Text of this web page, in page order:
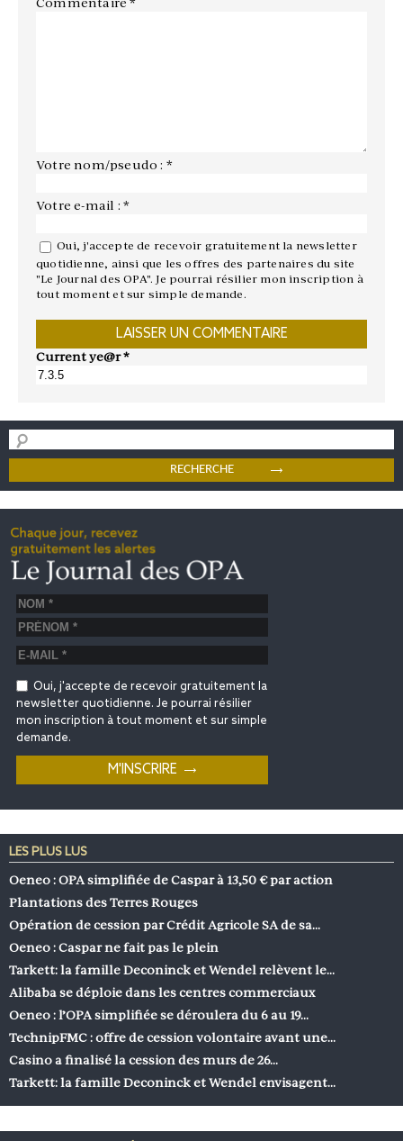
Votre nom/pseudo : *
Votre e-mail : *
Oui, j'accepte de recevoir gratuitement la newsletter
quotidienne, ainsi que les offres des partenaires du site
"Le Journal des OPA". Je pourrai résilier mon inscription à
tout moment et sur simple demande.
Current ye@r*
Oui, j'accepte de recevoir gratuitement la
newsletter quotidienne. Je pourrai résilier
mon inscription à tout moment et sur simple
demande.
LES PLUS LUS
Oeneo : OPA simplifiée de Caspar à 13,50 € par action
Plantations des Terres Rouges
Opération de cession par Crédit Agricole SA de sa…
Oeneo : Caspar ne fait pas le plein
Tarkett: la famille Deconinck et Wendel relèvent le…
Alibaba se déploie dans les centres commerciaux
Oeneo : l’OPA simplifiée se déroulera du 6 au 19…
TechnipFMC : offre de cession volontaire avant une…
Casino a finalisé la cession des murs de 26…
Tarkett: la famille Deconinck et Wendel envisagent…